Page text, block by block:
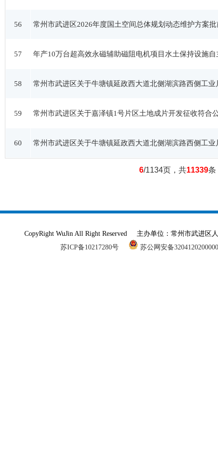
56 常州市武进区2026年度国土空间总体规划动态维护方案
57 年产10万台超高效永磁辅助磁阻电机项目水土保持设施
58 常州市武进区关于牛塘镇延政西大道北侧湖滨路西侧工
59 常州市武进区关于嘉泽镇1号片区土地成片开发征收符合
60 常州市武进区关于牛塘镇延政西大道北侧湖滨路西侧工
6/1134页，共11339条
CopyRight WuJin All Right Reserved 主办单位：常州市武进
苏ICP备10217280号
苏公网安备